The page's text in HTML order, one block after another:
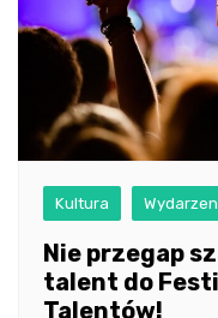
Kultura
Nie przegap
talent do
Talentów!